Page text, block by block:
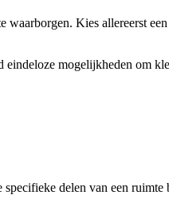
Kies allereerst
eindeloze mogelijkheden om
delen van een ruimte